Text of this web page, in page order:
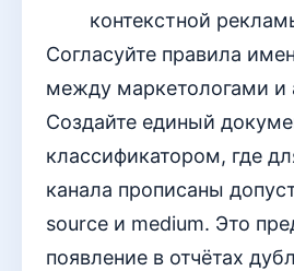
контекстной
Согласуйте правила
между маркетологами и
Создайте единый
классификатором, где
канала прописаны
source и medium. Это
появление в отчётах